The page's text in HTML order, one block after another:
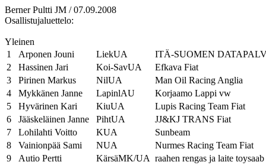
Berner Pultti JM / 07.09.2008
Osallistujaluettelo:
Yleinen
1
Arponen Jouni LiekUA
ITÄ-SUOMEN
2
Hassinen Jari Koi-SavUA
Efkava Fiat
3
Pirinen Markus NilUA
Man Oil Racing Anglia
4
Mykkänen Janne LapinlAU
Korjaamo Lappi vw
5
Hyvärinen Kari KiuUA
Lupis Racing Team Fiat
6
Jääskeläinen Janne PihtUA
JJ&KJ TRANS Fiat
7
Lohilahti Voitto KUA
Sunbeam
8
Vainionpää Sami NUA
Nurmes Racing Team Fiat
9
Autio Pertti KärsäMK/UA raahen rengas ja laite toysaab